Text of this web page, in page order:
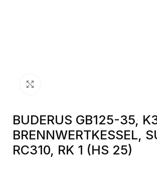
BUDERUS GB125-35,
BRENNWERTKESSEL,
RC310, RK 1 (HS 25)